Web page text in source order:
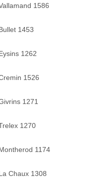
1586
1453
1262
1526
1271
1270
1174
Chaux 1308